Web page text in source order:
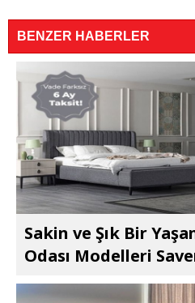
BENZER HABERLER
Sakin ve Şık Bir
Odası Modelleri